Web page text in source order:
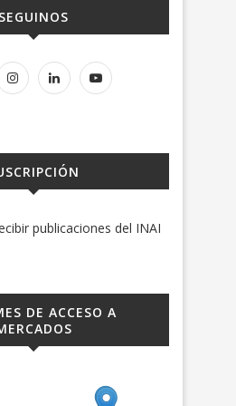
SEGUINOS
publicaciones del INAI
DE ACCESO A